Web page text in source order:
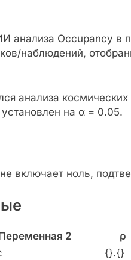
анализа Occupancy в
наблюдений,
анализа
на α = 0.05.
включает ноль,
2 ρ
{}.{}